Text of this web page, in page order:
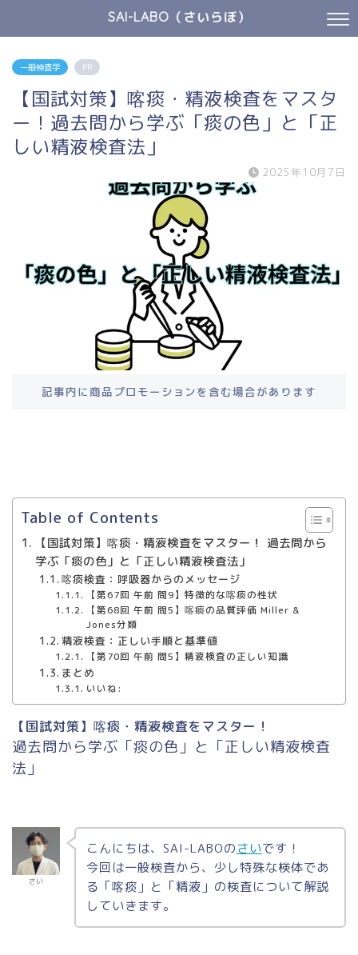
SAI-LABO（さいらぼ）
一般検査学 PR
【国試対策】喀痰・精液検査をマスタ
ー！過去問から学ぶ「痰の色」と「正
しい精液検査法」
2025年10月7日
記事内に商品プロモーションを含む場合があります
Table of Contents
【国試対策】喀痰・精液検査をマスター！ 過去問から
学ぶ「痰の色」と「正しい精液検査法」
喀痰検査：呼吸器からのメッセージ
【第67回 午前 問9】特徴的な喀痰の性状
【第68回 午前 問5】喀痰の品質評価 Miller &
Jones分類
精液検査：正しい手順と基準値
【第70回 午前 問5】精液検査の正しい知識
まとめ
いいね:
【国試対策】喀痰・精液検査をマスター！
過去問から学ぶ「痰の色」と「正しい精液検査
法」
さい
こんにちは、SAI-LABOのさいです！
今回は一般検査から、少し特殊な検体であ
る「喀痰」と「精液」の検査について解説
していきます。